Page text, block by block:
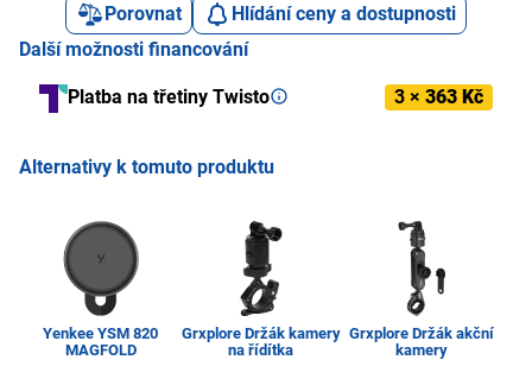
Porovnat
Hlídání ceny a dostupnosti
Další možnosti financování
Platba na třetiny Twisto 3 × 363 Kč
Alternativy k tomuto produktu
Yenkee YSM 820
MAGFOLD
Grxplore Držák kamery
na řídítka
Grxplore Držák akční
kamery